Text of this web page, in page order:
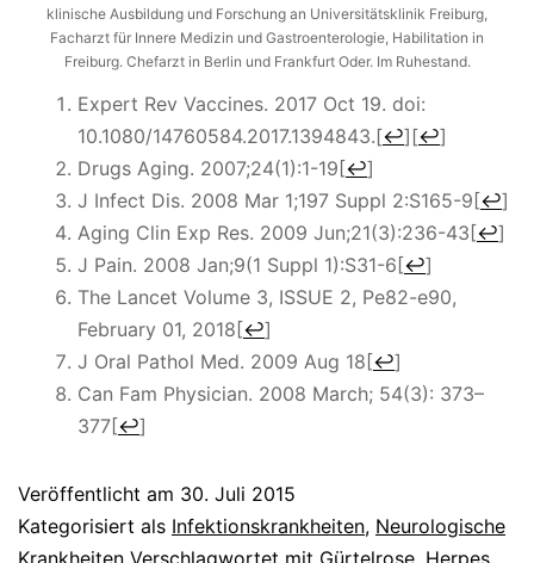
klinische Ausbildung und Forschung an Universitätsklinik Freiburg,
Facharzt für Innere Medizin und Gastroenterologie, Habilitation in
Freiburg. Chefarzt in Berlin und Frankfurt Oder. Im Ruhestand.
Expert Rev Vaccines. 2017 Oct 19. doi:
10.1080/14760584.2017.1394843.[↩] [↩]
Drugs Aging. 2007;24(1):1-19[↩]
J Infect Dis. 2008 Mar 1;197 Suppl 2:S165-9[↩]
Aging Clin Exp Res. 2009 Jun;21(3):236-43[↩]
J Pain. 2008 Jan;9(1 Suppl 1):S31-6[↩]
The Lancet Volume 3, ISSUE 2, Pe82-e90,
February 01, 2018[↩]
J Oral Pathol Med. 2009 Aug 18[↩]
Can Fam Physician. 2008 March; 54(3): 373–
377[↩]
Veröffentlicht am 30. Juli 2015
Kategorisiert als Infektionskrankheiten, Neurologische
Krankheiten Verschlagwortet mit Gürtelrose, Herpes